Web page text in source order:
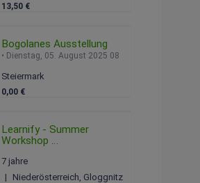
13,50 €
Bogolanes Ausstellung
Dienstag, 05. August 2025 08:00
Steiermark
0,00 €
Learnify - Summer
Workshop
7 jahre
Niederösterreich, Gloggnitz